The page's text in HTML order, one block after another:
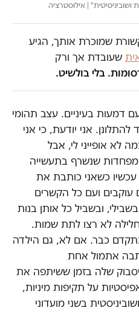
ושוביניסיטית" | אילוסטרציה
שמוכרת אותך, הגיע
שעובדת אך ורק
בלי בולשיט.
דמעות בעיניים. עצב תהומי
אני יודעת, כי אני
לא אופייני לי, אבל
מפחדות שנשרף בתעשייה
כשאני כותבת את
ועם כל הקשרים
ובשביל כל אותן בנות
לא רצו לתת שמות.
כבר. אם לא, גם הילדה
אתמול אחת
שלה בזמן ששיתפה את
על תקיפות מיניות,
בשני מועדוני